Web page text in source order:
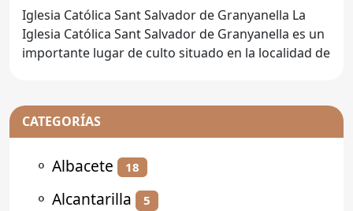
Iglesia Católica Sant Salvador de Granyanella La
Iglesia Católica Sant Salvador de Granyanella es un
importante lugar de culto situado en la localidad de
CATEGORÍAS
⚬ Albacete 18
⚬ Alcantarilla 5